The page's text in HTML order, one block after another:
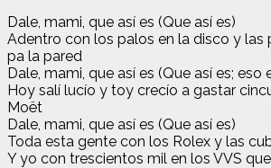
Dale, mami, que así es (Que así es)
Adentro con los palos en la disco y las
pa la pared
Dale, mami, que así es (Que así es; eso
Hoy salí lucío y toy crecío a gastar
Moët
Dale, mami, que así es (Que así es)
Toda esta gente con los Rolex y las
Y yo con trescientos mil en los VVS